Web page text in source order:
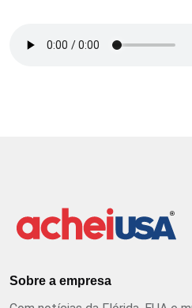
Sobre a empresa